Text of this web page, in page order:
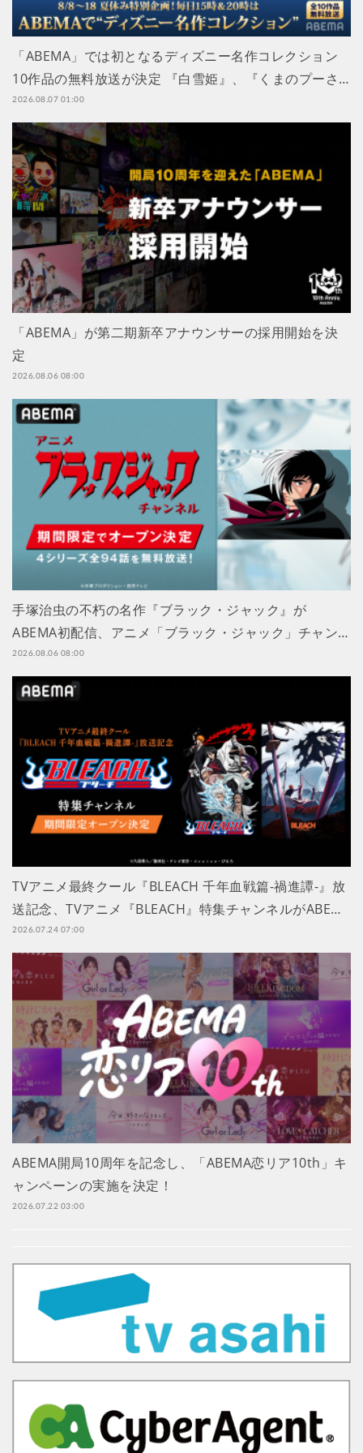
「ABEMA」では初となるディズニー名作コレクション
10作品の無料放送が決定 『白雪姫』、『くまのプーさ…
2026.08.07 01:00
「ABEMA」が第二期新卒アナウンサーの採用開始を決
定
2026.08.06 08:00
手塚治虫の不朽の名作『ブラック・ジャック』が
ABEMA初配信、アニメ「ブラック・ジャック」チャン…
2026.08.06 08:00
TVアニメ最終クール『BLEACH 千年血戦篇-禍進譚-』放
送記念、TVアニメ『BLEACH』特集チャンネルがABE…
2026.07.24 07:00
ABEMA開局10周年を記念し、「ABEMA恋リア10th」キ
ャンペーンの実施を決定！
2026.07.22 03:00